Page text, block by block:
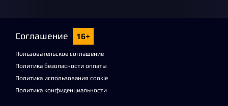
Соглашение 16+
Пользовательское соглашение
Политика безопасности оплаты
Политика использования cookie
Политика конфиденциальности